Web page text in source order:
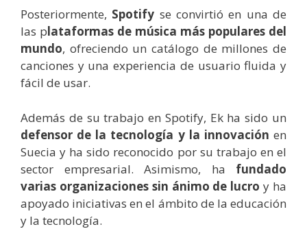
Posteriormente, Spotify se convirtió en una de
las plataformas de música más populares del
mundo, ofreciendo un catálogo de millones de
canciones y una experiencia de usuario fluida y
fácil de usar.
Además de su trabajo en Spotify, Ek ha sido un
defensor de la tecnología y la innovación en
Suecia y ha sido reconocido por su trabajo en el
sector empresarial. Asimismo, ha fundado
varias organizaciones sin ánimo de lucro y ha
apoyado iniciativas en el ámbito de la educación
y la tecnología.